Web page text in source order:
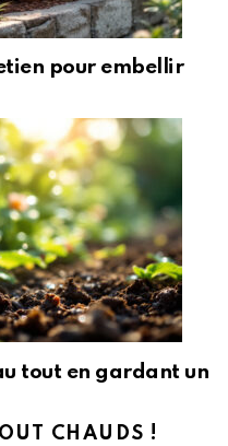
pour embellir
tout en gardant un
CHAUDS !